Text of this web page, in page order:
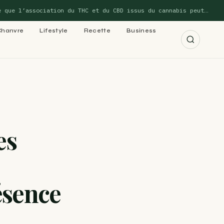
l’association du THC et du CBD issus du cannabis peut…
Lifestyle Recette Business
: le
cannabis : le